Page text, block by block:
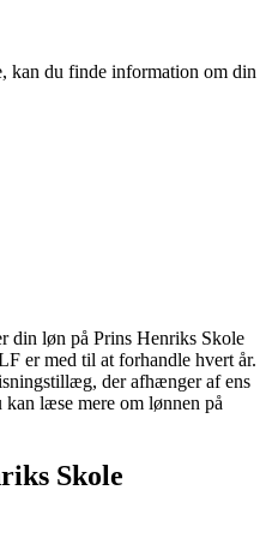
kan du finde information om din
din løn på Prins Henriks Skole
er med til at forhandle hvert år.
der afhænger af ens
læse mere om lønnen på
Skole